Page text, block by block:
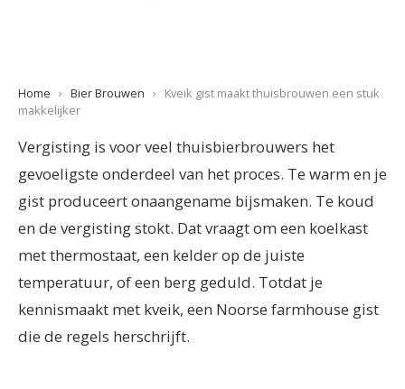
Home › Bier Brouwen ›
Kveik gist maakt thuisbrouwen een stuk
makkelijker
Vergisting is voor veel thuisbierbrouwers het
gevoeligste onderdeel van het proces. Te warm en je
gist produceert onaangename bijsmaken. Te koud
en de vergisting stokt. Dat vraagt om een koelkast
met thermostaat, een kelder op de juiste
temperatuur, of een berg geduld. Totdat je
kennismaakt met kveik, een Noorse farmhouse gist
die de regels herschrijft.